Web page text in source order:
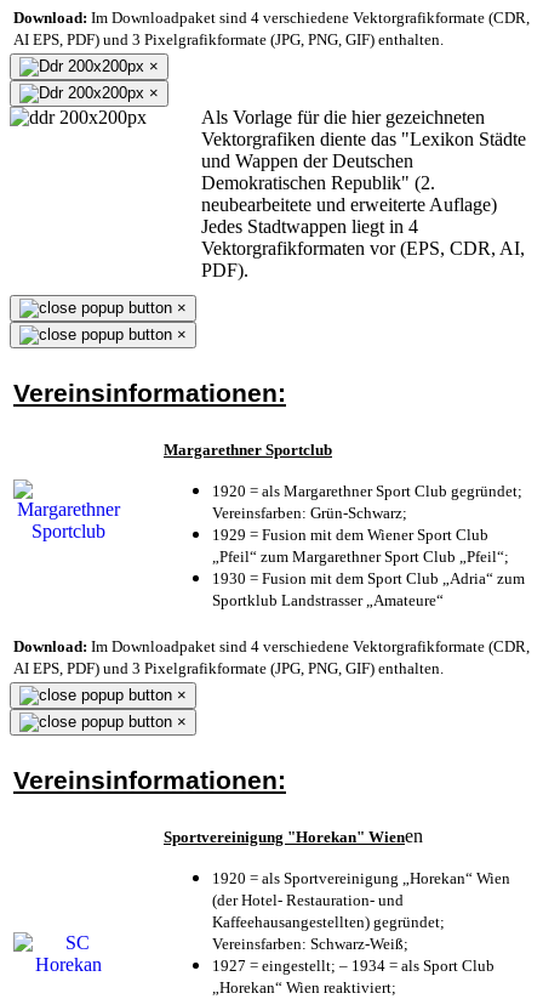
Download: Im Downloadpaket sind 4 verschiedene Vektorgrafikformate (CDR,
AI EPS, PDF) und 3 Pixelgrafikformate (JPG, PNG, GIF) enthalten.
×
×
Als Vorlage für die hier gezeichneten
Vektorgrafiken diente das "Lexikon Städte
und Wappen der Deutschen
Demokratischen Republik" (2.
neubearbeitete und erweiterte Auflage)
Jedes Stadtwappen liegt in 4
Vektorgrafikformaten vor (EPS, CDR, AI,
PDF).
×
×
Vereinsinformationen:
Margarethner Sportclub
1920 = als Margarethner Sport Club gegründet;
Vereinsfarben: Grün-Schwarz;
1929 = Fusion mit dem Wiener Sport Club
„Pfeil“ zum Margarethner Sport Club „Pfeil“;
1930 = Fusion mit dem Sport Club „Adria“ zum
Sportklub Landstrasser „Amateure“
Download: Im Downloadpaket sind 4 verschiedene Vektorgrafikformate (CDR,
AI EPS, PDF) und 3 Pixelgrafikformate (JPG, PNG, GIF) enthalten.
×
×
Vereinsinformationen:
Sportvereinigung "Horekan" Wienen
1920 = als Sportvereinigung „Horekan“ Wien
(der Hotel- Restauration- und
Kaffeehausangestellten) gegründet;
Vereinsfarben: Schwarz-Weiß;
1927 = eingestellt; – 1934 = als Sport Club
„Horekan“ Wien reaktiviert;